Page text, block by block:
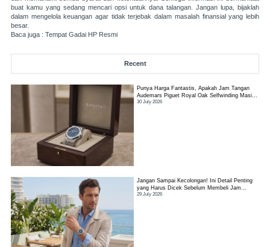
buat kamu yang sedang mencari opsi untuk dana talangan. Jangan lupa, bijaklah
dalam mengelola keuangan agar tidak terjebak dalam masalah finansial yang lebih
besar.
Baca juga : Tempat Gadai HP Resmi
Recent
Punya Harga Fantastis, Apakah Jam Tangan
Audemars Piguet Royal Oak Selfwinding Masih
Worth It?
30 July 2026
Jangan Sampai Kecolongan! Ini Detail Penting
yang Harus Dicek Sebelum Membeli Jam
Tangan TAG Heuer Link
29 July 2026